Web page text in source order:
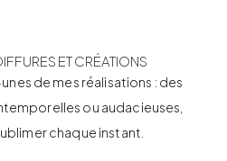
ET CRÉATIONS
de mes réalisations : des
ou audacieuses,
chaque instant.